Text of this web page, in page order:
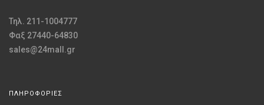
Τηλ. 211-1004777
Φαξ 27440-64830
sales@24mall.gr
ΠΛΗΡΟΦΟΡΙΕΣ